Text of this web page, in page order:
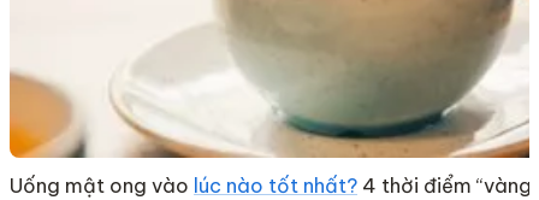
Uống mật ong vào lúc nào tốt nhất? 4 thời điểm